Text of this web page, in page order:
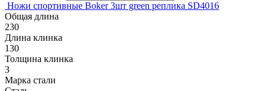
Ножи спортивные Boker 3шт green реплика SD4016
Общая длина
230
Длина клинка
130
Толщина клинка
3
Марка стали